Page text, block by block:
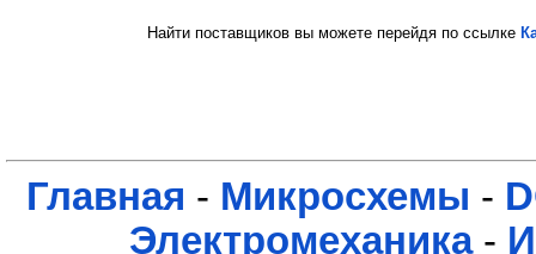
Найти поставщиков вы можете перейдя по ссылке
Главная - Микросхемы -
Электромеханика-